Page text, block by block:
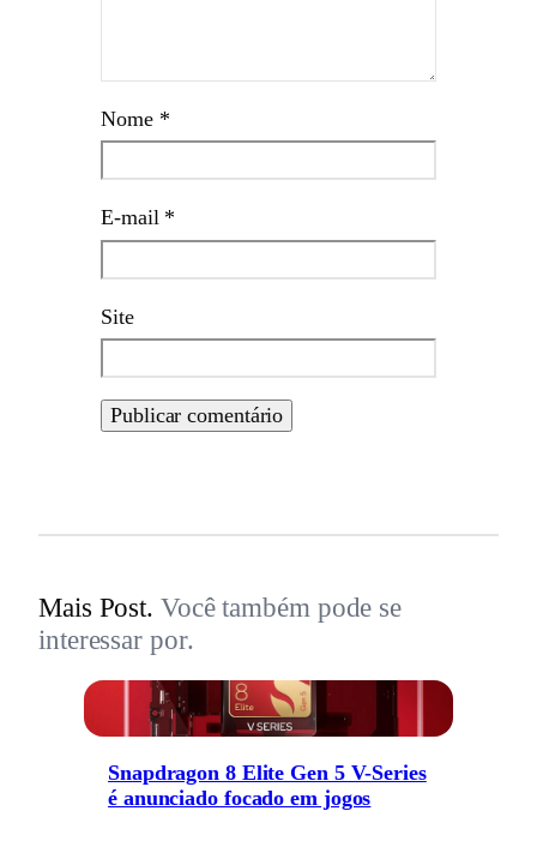
Nome *
E-mail *
Site
Mais Post. Você também pode se
interessar por.
Snapdragon 8 Elite Gen 5 V-Series
é anunciado focado em jogos